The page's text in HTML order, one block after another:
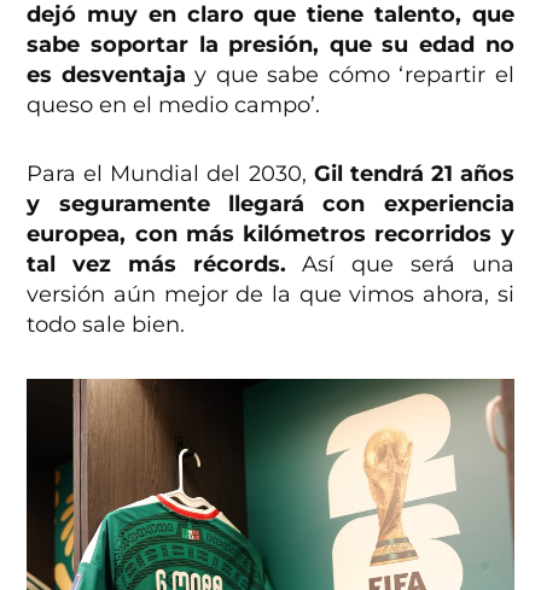
dejó muy en claro que tiene talento, que
sabe soportar la presión, que su edad no
es desventajay que sabe cómo ‘repartir el
queso en el medio campo’.
Para el Mundial del 2030, Gil tendrá 21 años
y seguramente llegará con experiencia
europea, con más kilómetros recorridos y
tal vez más récords. Así que será una
versión aún mejor de la que vimos ahora, si
todo sale bien.